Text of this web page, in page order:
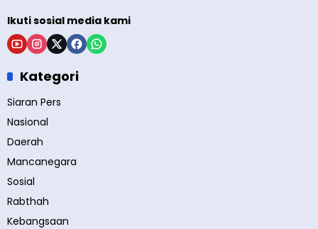
Ikuti sosial media kami
Kategori
Siaran Pers
Nasional
Daerah
Mancanegara
Sosial
Rabthah
Kebangsaan